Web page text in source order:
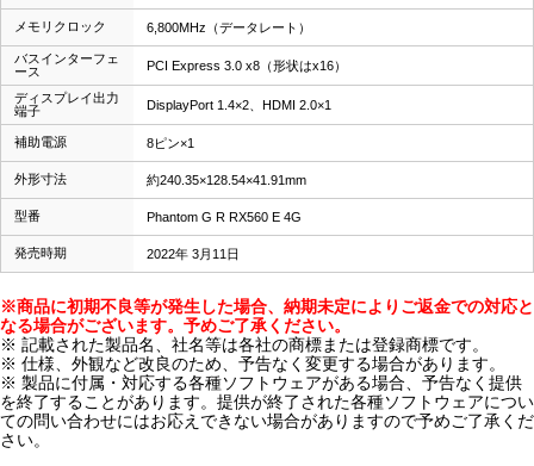
メモリクロック 6,800MHz（データレート）
バスインターフェ
ース
PCI Express 3.0 x8（形状はx16）
ディスプレイ出力
端子
DisplayPort 1.4×2、HDMI 2.0×1
補助電源 8ピン×1
外形寸法 約240.35×128.54×41.91mm
型番 Phantom G R RX560 E 4G
発売時期 2022年 3月11日
※商品に初期不良等が発生した場合、納期未定によりご返金での対応と
なる場合がございます。予めご了承ください。
※ 記載された製品名、社名等は各社の商標または登録商標です。
※ 仕様、外観など改良のため、予告なく変更する場合があります。
※ 製品に付属・対応する各種ソフトウェアがある場合、予告なく提供
を終了することがあります。提供が終了された各種ソフトウェアについ
ての問い合わせにはお応えできない場合がありますので予めご了承くだ
さい。